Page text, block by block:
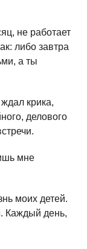
не работает
либо завтра
а ты
крика,
делового
мне
моих детей.
Каждый день,